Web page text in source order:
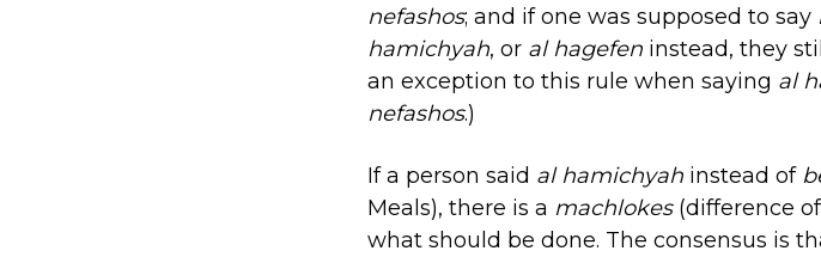
nefashos; and if one was supposed to say
hamichyah, or al hagefen instead, they
an exception to this rule when saying al
nefashos.)
If a person said al hamichyah instead of
Meals), there is a machlokes(difference
what should be done. The consensus is